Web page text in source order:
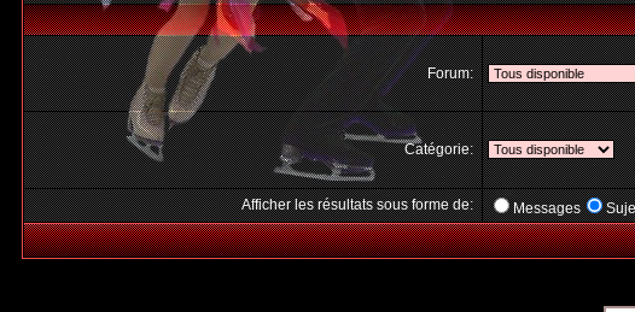
Forum:
Catégorie:
Afficher les résultats sous forme de:
Messages